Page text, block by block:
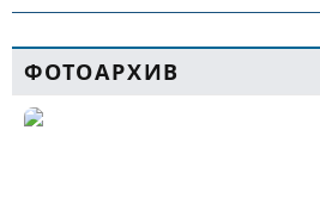
ФОТОАРХИВ